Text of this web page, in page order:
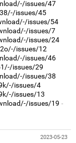
issues/47
issues/45
issues/54
issues/7
issues/24
issues/12
issues/46
issues/29
issues/38
issues/4
issues/13
issues/19
2023-05-23